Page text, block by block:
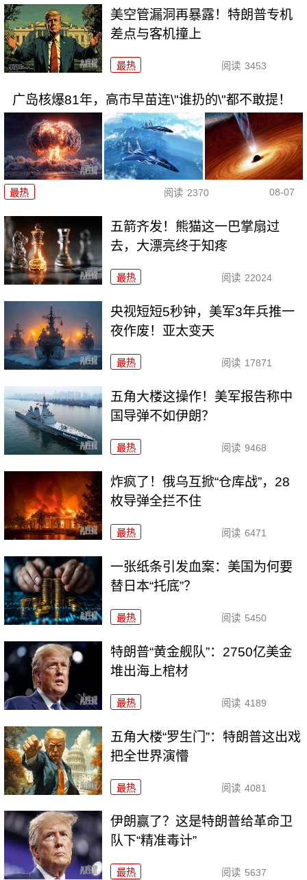
美空管漏洞再暴露！特朗普专机
差点与客机撞上
最热 阅读 3453
广岛核爆81年，高市早苗连\"谁扔的\"都不敢提！
最热 阅读 2370 08-07
五箭齐发！熊猫这一巴掌扇过
去，大漂亮终于知疼
最热 阅读 22024
央视短短5秒钟，美军3年兵推一
夜作废！亚太变天
最热 阅读 17871
五角大楼这操作！美军报告称中
国导弹不如伊朗？
最热 阅读 9468
炸疯了！俄乌互掀“仓库战”，28
枚导弹全拦不住
最热 阅读 6471
一张纸条引发血案：美国为何要
替日本“托底”？
最热 阅读 5450
特朗普“黄金舰队”：2750亿美金
堆出海上棺材
最热 阅读 4189
五角大楼“罗生门”：特朗普这出戏
把全世界演懵
最热 阅读 4081
伊朗赢了？这是特朗普给革命卫
队下“精准毒计”
最热 阅读 5637